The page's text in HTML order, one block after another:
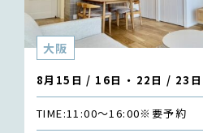
大阪
8月15日 / 16日 ・ 22日 / 23日
TIME:11:00〜16:00※要予約